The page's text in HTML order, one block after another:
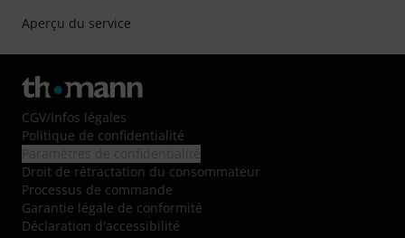
Aperçu du service
CGV/Infos légales
Politique de confidentialité
Droit de rétractation du consommateur
Processus de commande
Garantie légale de conformité
Déclaration d'accessibilité